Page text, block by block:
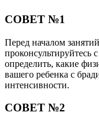
СОВЕТ №1
Перед началом
проконсультируйтесь
определить, какие
вашего ребенка с
интенсивности.
СОВЕТ №2